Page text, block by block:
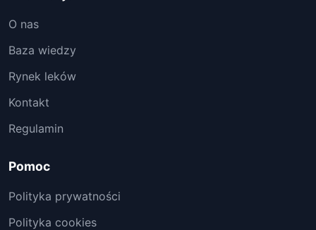
O nas
Baza wiedzy
Rynek leków
Kontakt
Regulamin
Pomoc
Polityka prywatności
Polityka cookies